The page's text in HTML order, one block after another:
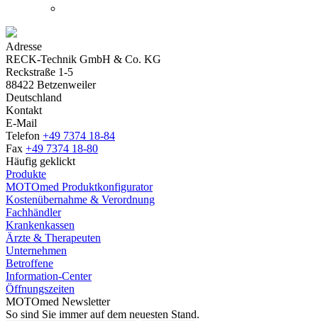
Adresse
RECK-Technik GmbH & Co. KG
Reckstraße 1-5
88422 Betzenweiler
Deutschland
Kontakt
E-Mail
Telefon +49 7374 18-84
Fax +49 7374 18-80
Häufig geklickt
Produkte
MOTOmed Produktkonfigurator
Kostenübernahme & Verordnung
Fachhändler
Krankenkassen
Ärzte & Therapeuten
Unternehmen
Betroffene
Information-Center
Öffnungszeiten
MOTOmed Newsletter
So sind Sie immer auf dem neuesten Stand.